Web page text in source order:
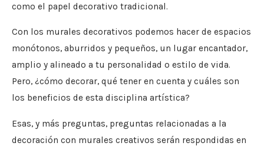
como el papel decorativo tradicional.
Con los murales decorativos podemos hacer de espacios
monótonos, aburridos y pequeños, un lugar encantador,
amplio y alineado a tu personalidad o estilo de vida.
Pero, ¿cómo decorar, qué tener en cuenta y cuáles son
los beneficios de esta disciplina artística?
Esas, y más preguntas, preguntas relacionadas a la
decoración con murales creativos serán respondidas en